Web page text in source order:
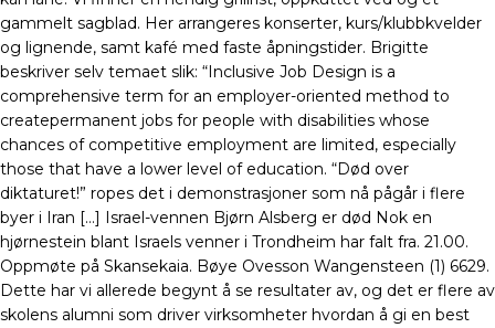
gammelt sagblad. Her arrangeres konserter, kurs/klubbkvelder
og lignende, samt kafé med faste åpningstider. Brigitte
beskriver selv temaet slik: “Inclusive Job Design is a
comprehensive term for an employer-oriented method to
createpermanent jobs for people with disabilities whose
chances of competitive employment are limited, especially
those that have a lower level of education. “Død over
diktaturet!” ropes det i demonstrasjoner som nå pågår i flere
byer i Iran […] Israel-vennen Bjørn Alsberg er død Nok en
hjørnestein blant Israels venner i Trondheim har falt fra. 21.00.
Oppmøte på Skansekaia. Bøye Ovesson Wangensteen (1) 6629.
Dette har vi allerede begynt å se resultater av, og det er flere av
skolens alumni som driver virksomheter hvordan å gi en best